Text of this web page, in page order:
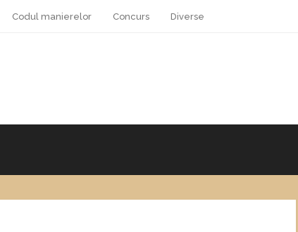
Codul manierelor Concurs Diverse